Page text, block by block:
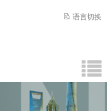
语言切换